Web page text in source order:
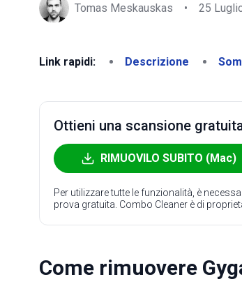
Tomas Meskauskas • 25
Link rapidi: Descrizione
Ottieni una scansione
RIMUOVILO SUBITO (Mac)
Per utilizzare tutte le funzionalità, è
prova gratuita. Combo Cleaner è di
Come rimuovere